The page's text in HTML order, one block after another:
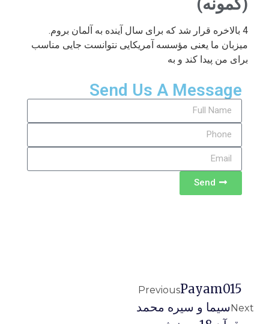
(کمونه)
4 بالاخره قرار شد که برای سال آینده به آلمان بروم.
میزبان ما یعنی مؤسسه آمریکایی نتوانست جایی مناسب
برای من پیدا کند و به
Send Us A Message
Send
PreviousPayam015
Nextسیما و سیره محمد